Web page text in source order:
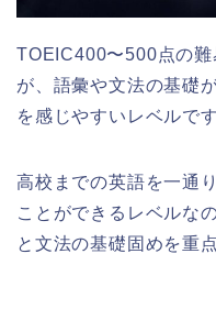
TOEIC400〜500点の
が、語彙や文法の基礎
を感じやすいレベルです
高校までの英語を一通
ことができるレベルな
と文法の基礎固めを重